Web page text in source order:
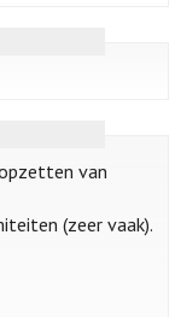
van
(zeer vaak).